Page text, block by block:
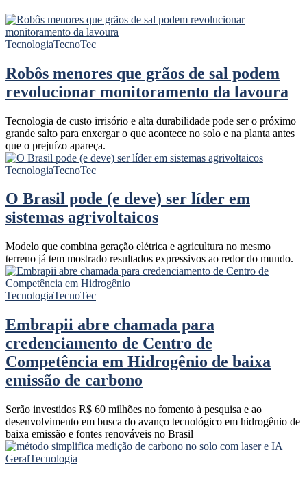
TecnologiaTecnoTec
Robôs menores que grãos de sal podem
revolucionar monitoramento da lavoura
Tecnologia de custo irrisório e alta durabilidade pode ser o próximo
grande salto para enxergar o que acontece no solo e na planta antes
que o prejuízo apareça.
TecnologiaTecnoTec
O Brasil pode (e deve) ser líder em
sistemas agrivoltaicos
Modelo que combina geração elétrica e agricultura no mesmo
terreno já tem mostrado resultados expressivos ao redor do mundo.
TecnologiaTecnoTec
Embrapii abre chamada para
credenciamento de Centro de
Competência em Hidrogênio de baixa
emissão de carbono
Serão investidos R$ 60 milhões no fomento à pesquisa e ao
desenvolvimento em busca do avanço tecnológico em hidrogênio de
baixa emissão e fontes renováveis no Brasil
GeralTecnologia